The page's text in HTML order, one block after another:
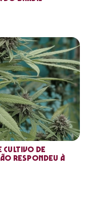
cultivo de
respondeu à